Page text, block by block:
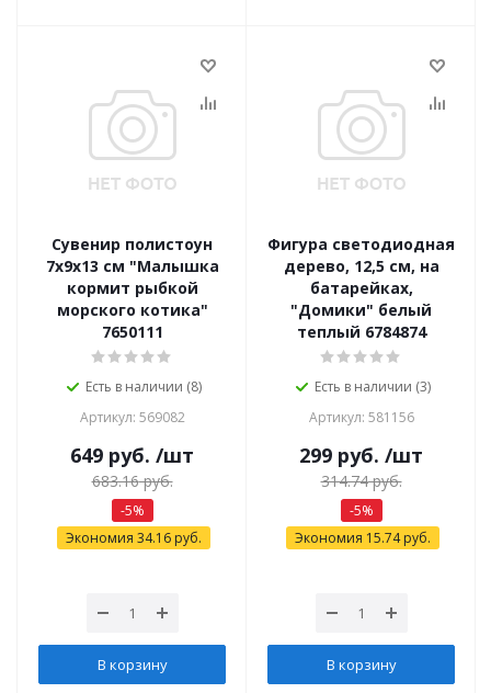
Сувенир полистоун
7х9х13 см "Малышка
кормит рыбкой
морского котика"
7650111
Есть в наличии (8)
Артикул: 569082
649 руб. /шт
683.16руб.
-5%
Экономия 34.16 руб.
В корзину
Фигура светодиодная
дерево, 12,5 см, на
батарейках,
"Домики" белый
теплый 6784874
Есть в наличии (3)
Артикул: 581156
299 руб. /шт
314.74руб.
-5%
Экономия 15.74руб.
В корзину